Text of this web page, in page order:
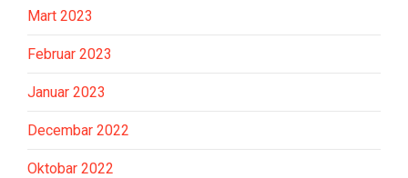
Mart 2023
Februar 2023
Januar 2023
Decembar 2022
Oktobar 2022